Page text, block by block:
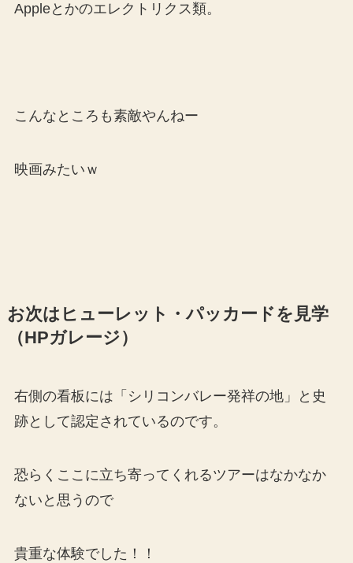
Appleとかのエレクトリクス類。
こんなところも素敵やんねー
映画みたいｗ
お次はヒューレット・パッカードを見学
（HPガレージ）
右側の看板には「シリコンバレー発祥の地」と史
跡として認定されているのです。
恐らくここに立ち寄ってくれるツアーはなかなか
ないと思うので
貴重な体験でした！！